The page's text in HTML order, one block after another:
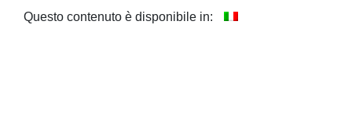
Questo contenuto è disponibile in: